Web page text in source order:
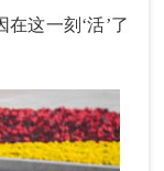
这一刻‘活’了